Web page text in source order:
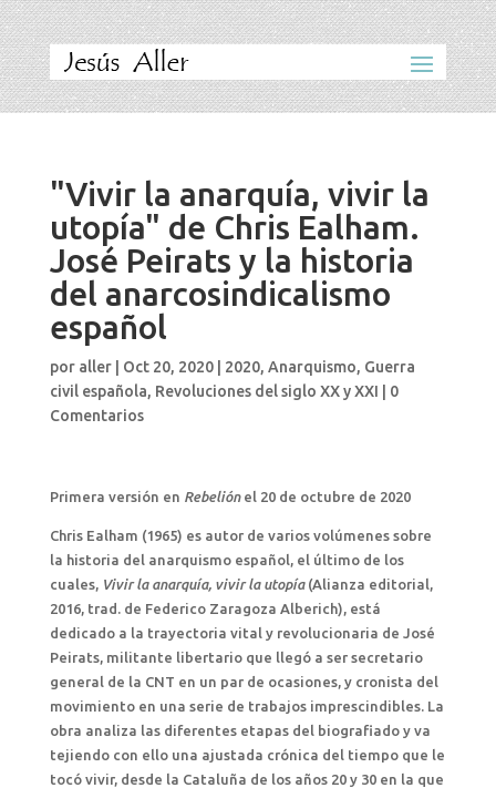
"Vivir la anarquía, vivir la
utopía" de Chris Ealham.
José Peirats y la historia
del anarcosindicalismo
español
por aller| Oct 20, 2020| 2020, Anarquismo, Guerra
civil española, Revoluciones del siglo XX y XXI
0
Comentarios
Primera versión en Rebeliónel 20 de octubre de 2020
Chris Ealham (1965) es autor de varios volúmenes sobre
la historia del anarquismo español, el último de los
cuales, Vivir la anarquía, vivir la utopía(Alianza editorial,
2016, trad. de Federico Zaragoza Alberich), está
dedicado a la trayectoria vital y revolucionaria de José
Peirats, militante libertario que llegó a ser secretario
general de la CNT en un par de ocasiones, y cronista del
movimiento en una serie de trabajos imprescindibles. La
obra analiza las diferentes etapas del biografiado y va
tejiendo con ello una ajustada crónica del tiempo que le
tocó vivir, desde la Cataluña de los años 20 y 30 en la que